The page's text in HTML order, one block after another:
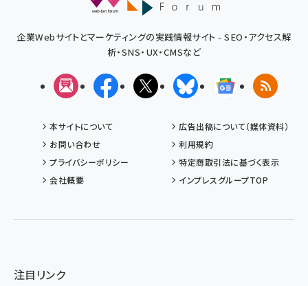
企業Webサイトとマーケティングの実践情報サイト - SEO・アクセス解
析・SNS・UX・CMSなど
メルマガFacebookX(エックス)BlueskyGoogleニュ
RSS
本サイトについて
広告出稿について（媒体資料）
お問い合わせ
利用規約
プライバシーポリシー
特定商取引法に基づく表示
会社概要
インプレスグループTOP
注目リンク